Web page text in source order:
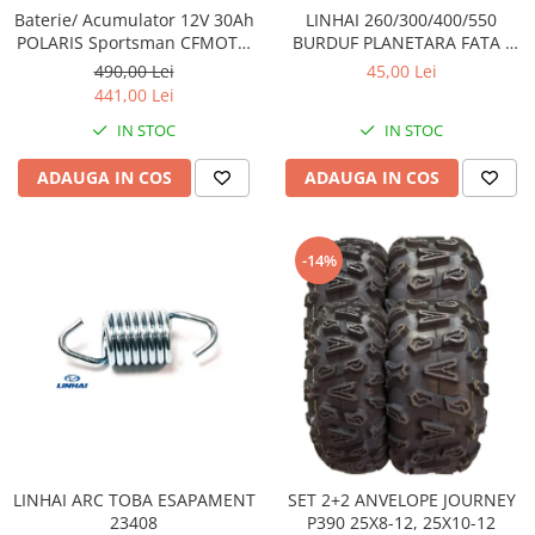
Baterii ATV
Bloc lumini
Blocuri Comenzi
Bobina inductie
Butoane
CALCULATOR SERVO
ELECTROMOTOR
Relee
Rotor
Termostate
Protectii
Armura Moto
Centura Spate
Gat
Genunchiere
Touring
Vesta
Baterie/ Acumulator 12V 30Ah
POLARIS Sportsman CFMOTO
400 / 450 AU / 550 / 625 / 820 /
850 / 1000 fara intretinere
490,00 Lei
441,00 Lei
IN STOC
ADAUGA IN COS
LINHAI 260/300/400/550
BURDUF PLANETARA FATA /
SPATE 24403
45,00 Lei
IN STOC
ADAUGA IN COS
LINHAI ARC TOBA ESAPAMENT
23408
-14%
SET 2+2 ANVELOPE JOURNEY
P390 25X8-12, 25X10-12